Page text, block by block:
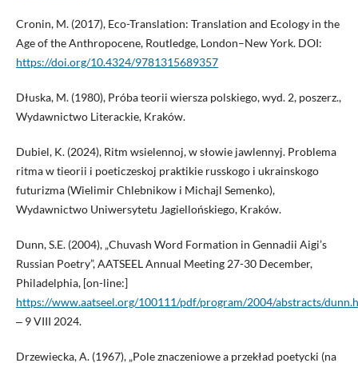
Cronin, M. (2017), Eco-Translation: Translation and Ecology in the
Age of the Anthropocene, Routledge, London–New York. DOI:
https://doi.org/10.4324/9781315689357
Dłuska, M. (1980), Próba teorii wiersza polskiego, wyd. 2, poszerz.,
Wydawnictwo Literackie, Kraków.
Dubiel, K. (2024), Ritm wsielennoj, w słowie jawlennyj. Problema
ritma w tieorii i poeticzeskoj praktikie russkogo i ukrainskogo
futurizma (Wielimir Chlebnikow i Michajl Semenko),
Wydawnictwo Uniwersytetu Jagiellońskiego, Kraków.
Dunn, S.E. (2004), „Chuvash Word Formation in Gennadii Aigi’s
Russian Poetry”, AATSEEL Annual Meeting 27-30 December,
Philadelphia, [on-line:]
https://www.aatseel.org/100111/pdf/program/2004/abstracts/
‒ 9 VIII 2024.
Drzewiecka, A. (1967), „Pole znaczeniowe a przekład poetycki (na